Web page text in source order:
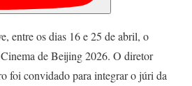
entre os dias 16 e 25 de abril, o
de Beijing 2026. O diretor
foi convidado para integrar o júri da